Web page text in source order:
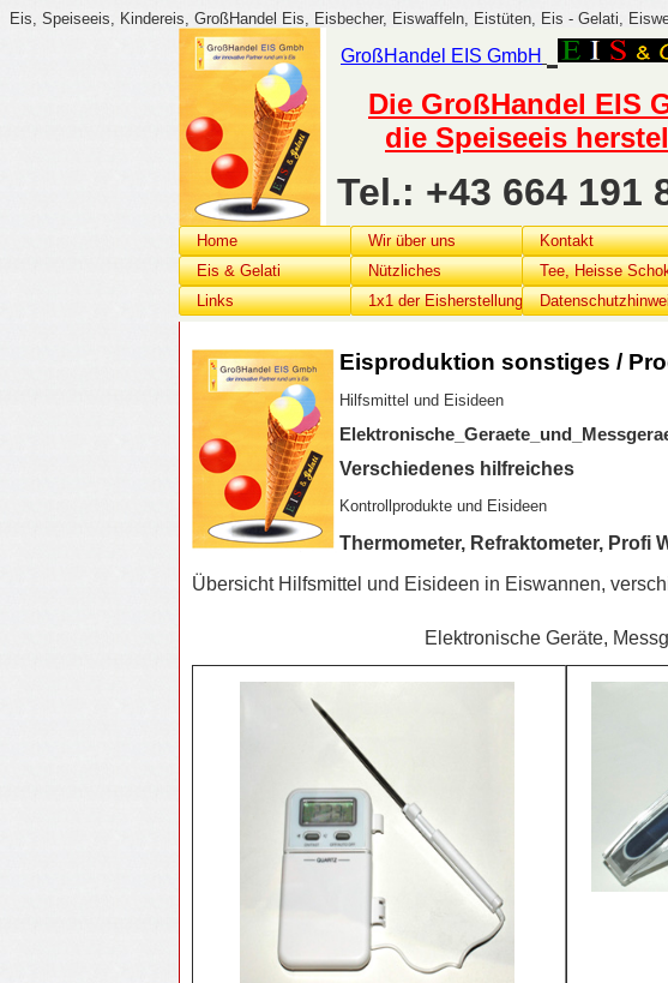
Eis, Speiseeis, Kindereis, GroßHandel Eis, Eisbecher, Eiswaffeln, Eistüten, Eis - Gelati,
GroßHandel EIS GmbH
Die GroßHandel EIS
die Speiseeis
Tel.: +43 664 191
Home Wir über uns Kontakt
Eis & Gelati
Nützliches Tee, Heisse
Links
1x1 der Eisherstellung
Eisproduktion sonstiges /
Hilfsmittel und Eisideen
Verschiedenes hilfreiches
Kontrollprodukte und Eisideen
Thermometer, Refraktometer, Profi
Übersicht Hilfsmittel und Eisideen in Eiswannen,
Elektronische Geräte,